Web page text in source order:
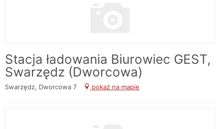
Stacja ładowania Biurowiec GEST,
Swarzędz (Dworcowa)
Swarzędz, Dworcowa 7 pokaż na mapie